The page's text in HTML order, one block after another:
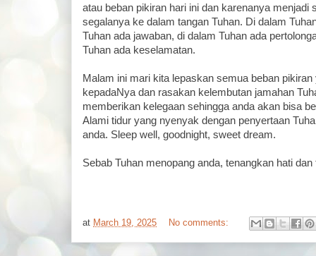
atau beban pikiran hari ini dan karenanya menjadi
segalanya ke dalam tangan Tuhan. Di dalam
Tuhan ada jawaban, di dalam Tuhan ada
Tuhan ada keselamatan.
Malam ini mari kita lepaskan semua beban
kepadaNya dan rasakan kelembutan jamahan
memberikan kelegaan sehingga anda akan bisa
Alami tidur yang nyenyak dengan penyertaan
anda. Sleep well, goodnight, sweet dream.
Sebab Tuhan menopang anda, tenangkan hati
at March 19, 2025 No comments: